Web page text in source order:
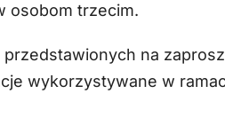
osobom trzecim.
przedstawionych na
wykorzystywane w